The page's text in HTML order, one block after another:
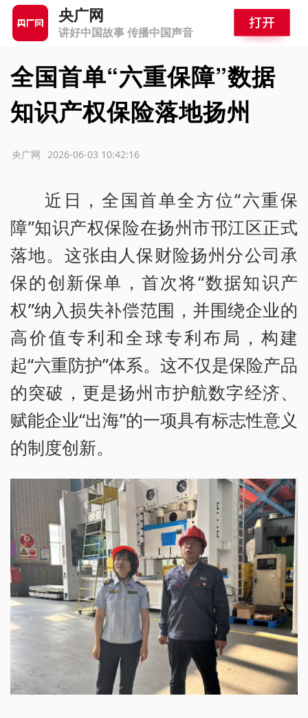
央广网
讲好中国故事 传播中国声音
全国首单“六重保障”数据
知识产权保险落地扬州
2026-06-03 10:42:16
央广网
近日，全国首单全方位“六重保
障”知识产权保险在扬州市邗江区正式
落地。这张由人保财险扬州分公司承
保的创新保单，首次将“数据知识产
权”纳入损失补偿范围，并围绕企业的
高价值专利和全球专利布局，构建
起“六重防护”体系。这不仅是保险产品
的突破，更是扬州市护航数字经济、
赋能企业“出海”的一项具有标志性意义
的制度创新。